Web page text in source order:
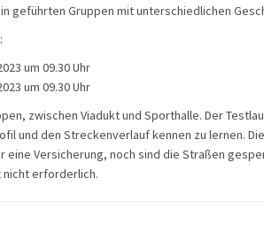
geführten Gruppen mit unterschiedlichen
um 09.30 Uhr
um 09.30 Uhr
zwischen Viadukt und Sporthalle. Der
und den Streckenverlauf kennen zu lernen.
Versicherung, noch sind die Straßen
nicht erforderlich.